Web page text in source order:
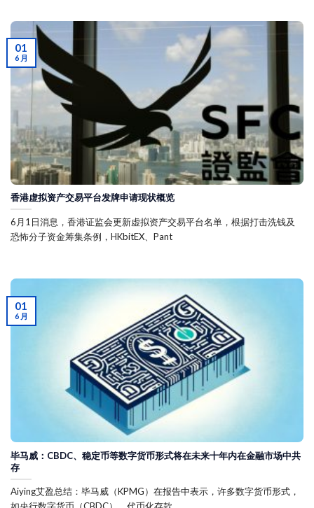
香港虚拟资产交易平台发牌申请现状概览
6月1日消息，香港证监会更新虚拟资产交易平台名单，根据打击洗钱及
恐怖分子资金筹集条例，HKbitEX、Pant
01
6 月
毕马威：CBDC、稳定币等数字货币形式将在未来十年内在金融市场中共
存
Aiying艾盈总结：毕马威（KPMG）在报告中表示，许多数字货币形式，
01
6 月